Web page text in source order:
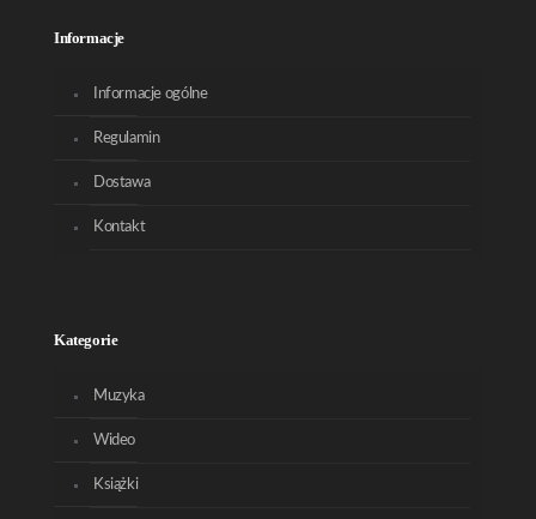
Informacje
Informacje ogólne
Regulamin
Dostawa
Kontakt
Kategorie
Muzyka
Wideo
Książki